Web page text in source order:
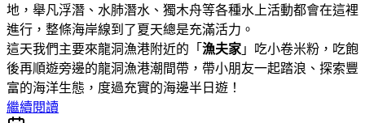
地，舉凡浮潛、水肺潛水、獨木舟等各種水上活動都會在這裡
進行，整條海岸線到了夏天總是充滿活力。
這天我們主要來龍洞漁港附近的「 漁夫家 」吃小卷米粉，吃飽
後再順遊旁邊的龍洞漁港潮間帶，帶小朋友一起踏浪、探索豐
富的海洋生態，度過充實的海邊半日遊！
繼續閱讀